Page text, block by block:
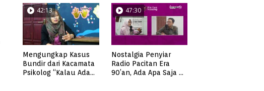
42:13
Mengungkap Kasus
Bundir dari Kacamata
Psikolog “Kalau Ada
47:30
Nostalgia Penyiar
Radio Pacitan Era
90’an, Ada Apa Saja di